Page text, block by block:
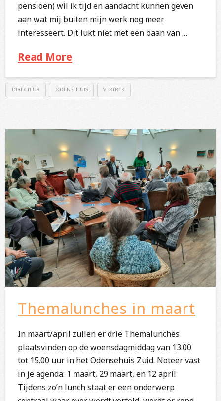
pensioen) wil ik tijd en aandacht kunnen geven
aan wat mij buiten mijn werk nog meer
interesseert. Dit lukt niet met een baan van …
Read More
DIRECTEUR ODENSEHUIS VERTREK
Themalunches in maart
In maart/april zullen er drie Themalunches
plaatsvinden op de woensdagmiddag van 13.00
tot 15.00 uur in het Odensehuis Zuid. Noteer vast
in je agenda: 1 maart, 29 maart, en 12 april
Tijdens zo’n lunch staat er een onderwerp